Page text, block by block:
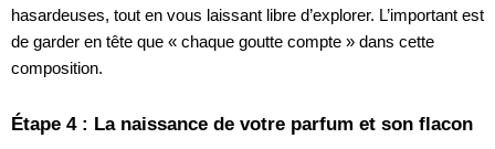
hasardeuses, tout en vous laissant libre d’explorer. L’important est
de garder en tête que « chaque goutte compte » dans cette
composition.
Étape 4 : La naissance de votre parfum et son flacon